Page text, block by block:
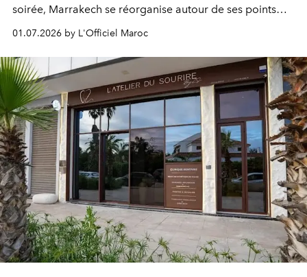
soirée, Marrakech se réorganise autour de ses points
d'eau. À l'Hivernage, le Es Saadi Marrakech Resort ouvre
les portes de son parc de huit hectares et de sa piscine
lagon de 2 400 m² avec trois formules Palace Day Pass
qui permettent d'y passer la journée.
01.07.2026 by L'Officiel Maroc